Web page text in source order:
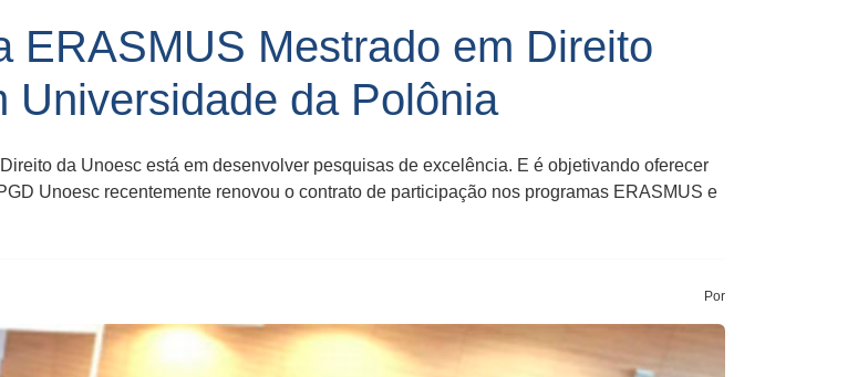
ERASMUS Mestrado em Direito
Universidade da Polônia
da Unoesc está em desenvolver pesquisas de excelência. E é objetivando oferecer
Unoesc recentemente renovou o contrato de participação nos programas ERASMUS e
Por